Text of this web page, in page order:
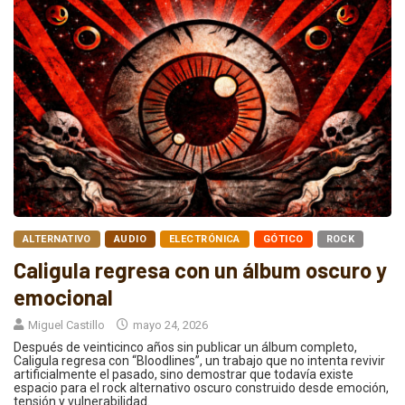
ALTERNATIVO AUDIO ELECTRÓNICA GÓTICO ROCK
Caligula regresa con un álbum oscuro y
emocional
Miguel Castillo mayo 24, 2026
Después de veinticinco años sin publicar un álbum completo,
Caligula regresa con “Bloodlines”, un trabajo que no intenta revivir
artificialmente el pasado, sino demostrar que todavía existe
espacio para el rock alternativo oscuro construido desde emoción,
tensión y vulnerabilidad.